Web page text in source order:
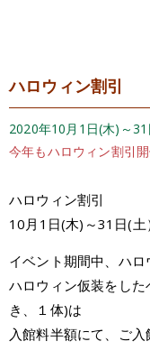
ハロウィン割引
2020年10月1日(木)～31
今年もハロウィン割引開
ハロウィン割引
10月1日(木)～31日(土
イベント期間中、ハロ
ハロウィン仮装をし
き、１体)は
入館料半額にて、ご入